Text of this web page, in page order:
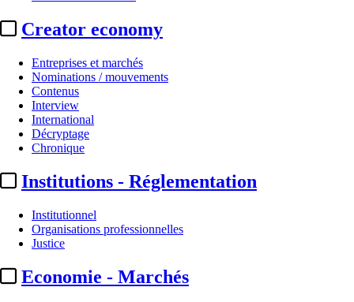
Creator economy
Entreprises et marchés
Nominations / mouvements
Contenus
Interview
International
Décryptage
Chronique
Institutions - Réglementation
Institutionnel
Organisations professionnelles
Justice
Economie - Marchés